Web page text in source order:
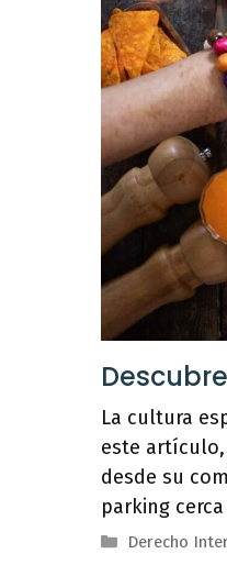
La cultura
este artículo,
desde su
parking
Categorías
Derecho